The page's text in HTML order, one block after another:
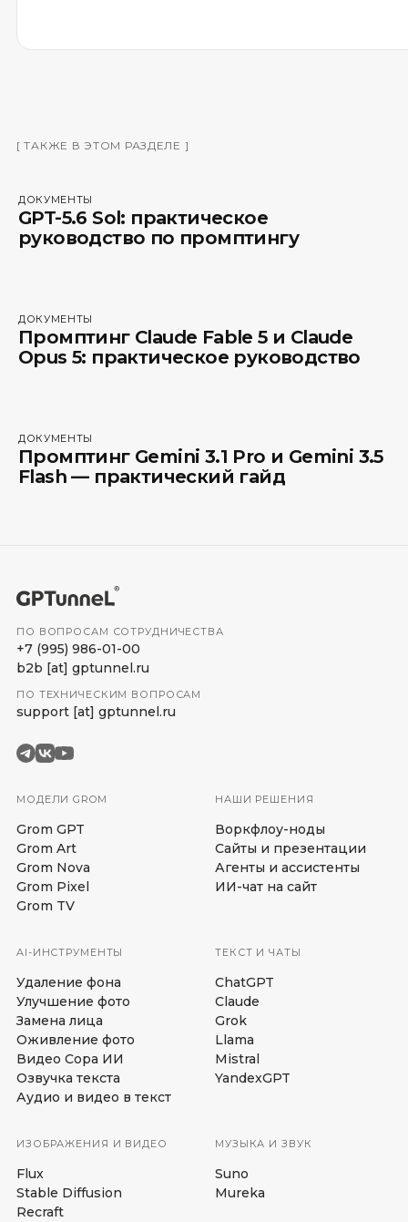
[ТАКЖЕ В ЭТОМ РАЗДЕЛЕ ]
ДОКУМЕНТЫ
GPT-5.6 Sol: практическое
руководство по промптингу
ДОКУМЕНТЫ
Промптинг Claude Fable 5 и Claude
Opus 5: практическое руководство
ДОКУМЕНТЫ
Промптинг Gemini 3.1 Pro и Gemini 3.5
Flash — практический гайд
ПО ВОПРОСАМ СОТРУДНИЧЕСТВА
+7 (995) 986-01-00
b2b [at] gptunnel.ru
ПО ТЕХНИЧЕСКИМ ВОПРОСАМ
support [at] gptunnel.ru
МОДЕЛИ GROM
Grom GPT
Grom Art
Grom Nova
Grom Pixel
Grom TV
НАШИ РЕШЕНИЯ
Воркфлоу-ноды
Сайты и презентации
Агенты и ассистенты
ИИ-чат на сайт
AI-ИНСТРУМЕНТЫ
Удаление фона
Улучшение фото
Замена лица
Оживление фото
Видео Сора ИИ
Озвучка текста
Аудио и видео в текст
ТЕКСТ И ЧАТЫ
ChatGPT
Claude
Grok
Llama
Mistral
YandexGPT
ИЗОБРАЖЕНИЯ И ВИДЕО
Flux
Stable Diffusion
Recraft
МУЗЫКА И ЗВУК
Suno
Mureka